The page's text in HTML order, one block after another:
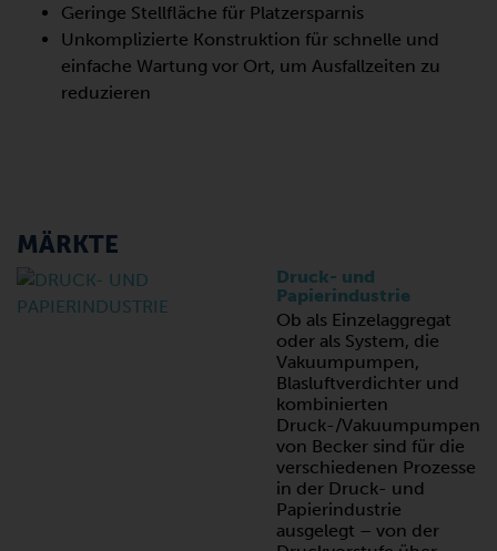
Geringe Stellfläche für Platzersparnis
Unkomplizierte Konstruktion für schnelle und
einfache Wartung vor Ort, um Ausfallzeiten zu
reduzieren
MÄRKTE
Druck- und
Papierindustrie
Ob als Einzelaggregat
oder als System, die
Vakuumpumpen,
Blasluftverdichter und
kombinierten
Druck-/Vakuumpumpen
von Becker sind für die
verschiedenen Prozesse
in der Druck- und
Papierindustrie
ausgelegt – von der